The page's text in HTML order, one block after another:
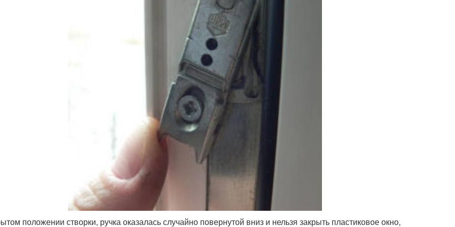
положении створки, ручка оказалась случайно повернутой вниз и нельзя закрыть пластиковое окно,